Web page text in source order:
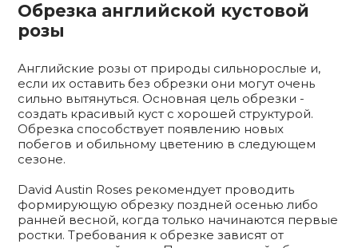
Обрезка английской кустовой
розы
Английские розы от природы сильнорослые и,
если их оставить без обрезки они могут очень
сильно вытянуться. Основная цель обрезки -
создать красивый куст с хорошей структурой.
Обрезка способствует появлению новых
побегов и обильному цветению в следующем
сезоне.
David Austin Roses рекомендует проводить
формирующую обрезку поздней осенью либо
ранней весной, когда только начинаются первые
ростки. Требования к обрезке зависят от